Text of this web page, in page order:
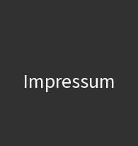
Impressum